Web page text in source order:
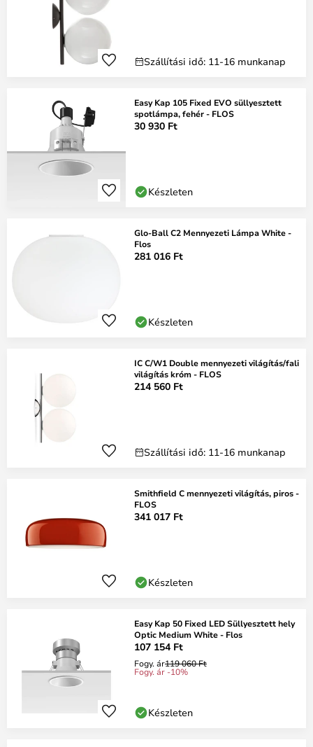
Szállítási idő: 11-16 munkanap
Easy Kap 105 Fixed EVO süllyesztett
spotlámpa, fehér - FLOS
30 930 Ft
Készleten
Glo-Ball C2 Mennyezeti Lámpa White -
Flos
281 016 Ft
Készleten
IC C/W1 Double mennyezeti világítás/fali
világítás króm - FLOS
214 560 Ft
Szállítási idő: 11-16 munkanap
Smithfield C mennyezeti világítás, piros -
FLOS
341 017 Ft
Készleten
Easy Kap 50 Fixed LED Süllyesztett hely
Optic Medium White - Flos
107 154 Ft
Fogy. ár119 060 Ft
Fogy. ár -10%
Készleten